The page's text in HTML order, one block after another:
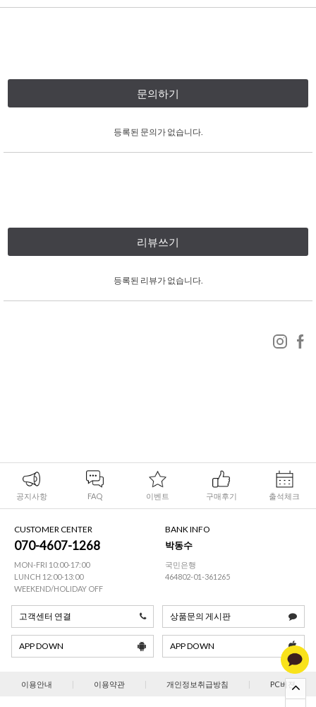
문의하기
등록된 문의가 없습니다.
리뷰쓰기
등록된 리뷰가 없습니다.
공지사항 FAQ 이벤트 구매후기 출석체크
CUSTOMER CENTER
070-4607-1268
MON-FRI 10:00-17:00
LUNCH 12:00-13:00
WEEKEND/HOLIDAY OFF
BANK INFO
박동수
국민은행
464802-01-361265
고객센터 연결 상품문의 게시판
APP DOWN APP DOWN
이용안내 | 이용약관 | 개인정보취급방침 | PC버젼